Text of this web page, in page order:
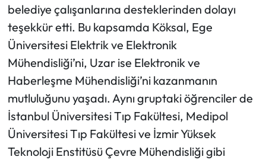
belediye çalışanlarına desteklerinden dolayı
teşekkür etti. Bu kapsamda Köksal, Ege
Üniversitesi Elektrik ve Elektronik
Mühendisliği’ni, Uzar ise Elektronik ve
Haberleşme Mühendisliği’ni kazanmanın
mutluluğunu yaşadı. Aynı gruptaki öğrenciler de
İstanbul Üniversitesi Tıp Fakültesi, Medipol
Üniversitesi Tıp Fakültesi ve İzmir Yüksek
Teknoloji Enstitüsü Çevre Mühendisliği gibi